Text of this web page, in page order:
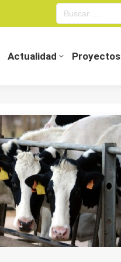
Search:
Actualidad Proyectos
Actualidad Proyectos